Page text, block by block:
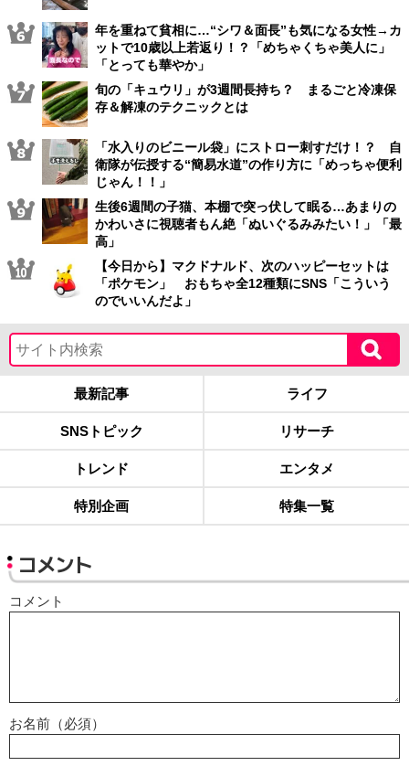
年を重ねて貧相に…“シワ＆面長”も気になる女性→カ
ットで10歳以上若返り！？「めちゃくちゃ美人に」
「とっても華やか」
旬の「キュウリ」が3週間長持ち？ まるごと冷凍保
存＆解凍のテクニックとは
「水入りのビニール袋」にストロー刺すだけ！？ 自
衛隊が伝授する“簡易水道”の作り方に「めっちゃ便利
じゃん！！」
生後6週間の子猫、本棚で突っ伏して眠る…あまりの
かわいさに視聴者もん絶「ぬいぐるみみたい！」「最
高」
【今日から】マクドナルド、次のハッピーセットは
「ポケモン」 おもちゃ全12種類にSNS「こういう
のでいいんだよ」
最新記事 ライフ
SNSトピック リサーチ
トレンド エンタメ
特別企画 特集一覧
コメント
コメント
お名前（必須）